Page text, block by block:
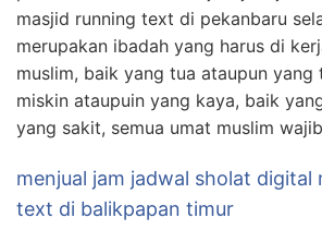
masjid running text di pekanbaru
merupakan ibadah yang harus di
muslim, baik yang tua ataupun yang
miskin ataupuin yang kaya, baik
yang sakit, semua umat muslim
menjual jam jadwal sholat digital
text di balikpapan timur